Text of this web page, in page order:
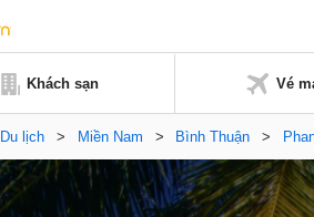
Khách sạn Vé
Du lịch > Miền Nam > Bình Thuận >